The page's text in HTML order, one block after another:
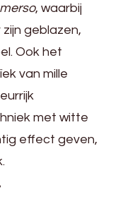
, waarbij
geblazen,
Ook het
van mille
met witte
effect geven,